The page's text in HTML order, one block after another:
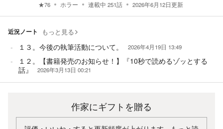
★76 ホラー 連載中 251話 2026年6月12日更新
近況ノート もっと見る
１３。今後の執筆活動について。 2026年4月19日 13:49
１２。【書籍発売のお知らせ！】『10秒で読めるゾッとする
話』
2026年3月13日 00:21
作家にギフトを贈る